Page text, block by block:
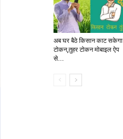
अब घर बैठे किसान काट सकेगा
टोकन,तुहर टोकन मोबाइल ऐप
से...